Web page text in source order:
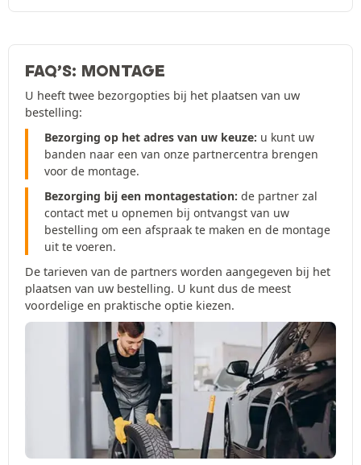
FAQ’S: MONTAGE
U heeft twee bezorgopties bij het plaatsen van uw
bestelling:
Bezorging op het adres van uw keuze: u kunt uw
banden naar een van onze partnercentra brengen
voor de montage.
Bezorging bij een montagestation: de partner zal
contact met u opnemen bij ontvangst van uw
bestelling om een afspraak te maken en de montage
uit te voeren.
De tarieven van de partners worden aangegeven bij het
plaatsen van uw bestelling. U kunt dus de meest
voordelige en praktische optie kiezen.